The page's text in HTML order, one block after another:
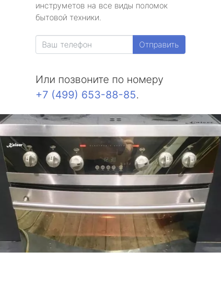
инструметов на все виды поломок
бытовой техники.
Отправить
Или позвоните по номеру
+7 (499) 653-88-85.